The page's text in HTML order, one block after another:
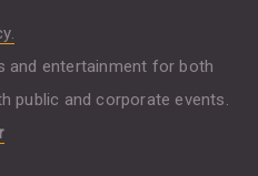
and entertainment for both
public and corporate events.